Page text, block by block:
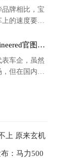
牌相比，宝
的速度要慢
官图发
车企，虽然
但在国内的
上 原来玄机
：马力500